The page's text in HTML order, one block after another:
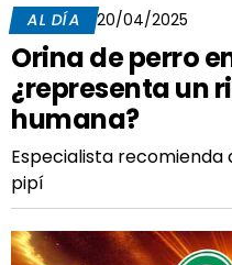
AL DÍA 20/04/2025
Orina de perro
¿representa un
humana?
Especialista recomienda
pipí